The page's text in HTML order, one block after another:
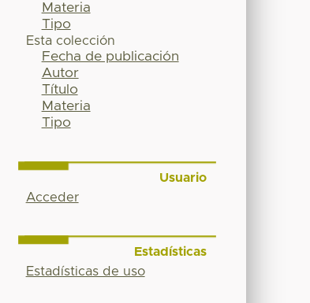
Materia
Tipo
Esta colección
Fecha de publicación
Autor
Título
Materia
Tipo
Usuario
Acceder
Estadísticas
Estadísticas de uso